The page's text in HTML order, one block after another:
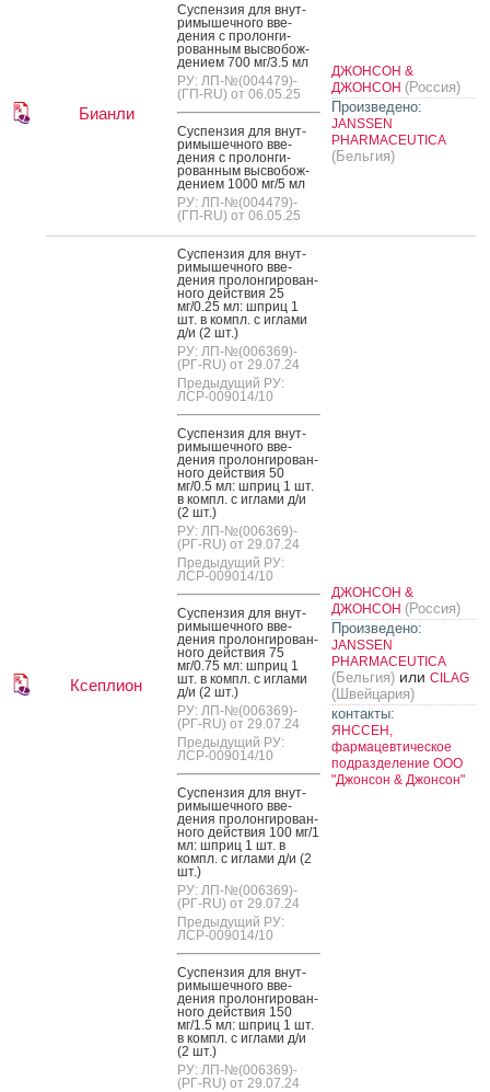
Бианли
Сус­пензия для внут­
ри­мышеч­но­го вве­
дения с про­лон­ги­
рован­ным выс­во­бож­
де­ни­ем 700 мг/3.5 мл
РУ: ЛП-№(004479)-
(ГП-RU) от 06.05.25
Сус­пензия для внут­
ри­мышеч­но­го вве­
дения с про­лон­ги­
рован­ным выс­во­бож­
де­ни­ем 1000 мг/5 мл
РУ: ЛП-№(004479)-
(ГП-RU) от 06.05.25
ДЖОНСОН &
ДЖОНСОН (Россия)
Произведено:
JANSSEN
PHARMACEUTICA
(Бельгия)
Ксеплион
Сус­пензия для внут­
ри­мышеч­но­го вве­
дения про­лон­ги­рован­
но­го дей­ствия 25
мг/0.25 мл: шприц 1
шт. в компл. с иг­ла­ми
д/и (2 шт.)
РУ: ЛП-№(006369)-
(РГ-RU) от 29.07.24
Предыдущий РУ:
ЛСР-009014/10
Сус­пензия для внут­
ри­мышеч­но­го вве­
дения про­лон­ги­рован­
но­го дей­ствия 50
мг/0.5 мл: шприц 1 шт.
в компл. с иг­ла­ми д/и
(2 шт.)
РУ: ЛП-№(006369)-
(РГ-RU) от 29.07.24
Предыдущий РУ:
ЛСР-009014/10
Сус­пензия для внут­
ри­мышеч­но­го вве­
дения про­лон­ги­рован­
но­го дей­ствия 75
мг/0.75 мл: шприц 1
шт. в компл. с иг­ла­ми
д/и (2 шт.)
РУ: ЛП-№(006369)-
(РГ-RU) от 29.07.24
Предыдущий РУ:
ЛСР-009014/10
Сус­пензия для внут­
ри­мышеч­но­го вве­
дения про­лон­ги­рован­
но­го дей­ствия 100 мг/1
мл: шприц 1 шт. в
компл. с иг­ла­ми д/и (2
шт.)
РУ: ЛП-№(006369)-
(РГ-RU) от 29.07.24
Предыдущий РУ:
ЛСР-009014/10
Сус­пензия для внут­
ри­мышеч­но­го вве­
дения про­лон­ги­рован­
но­го дей­ствия 150
мг/1.5 мл: шприц 1 шт.
в компл. с иг­ла­ми д/и
(2 шт.)
РУ: ЛП-№(006369)-
(РГ-RU) от 29.07.24
ДЖОНСОН &
ДЖОНСОН (Россия)
Произведено:
JANSSEN
PHARMACEUTICA
(Бельгия) или CILAG
(Швейцария)
контакты:
ЯНССЕН,
фармацевтическое
подразделение ООО
"Джонсон & Джонсон"